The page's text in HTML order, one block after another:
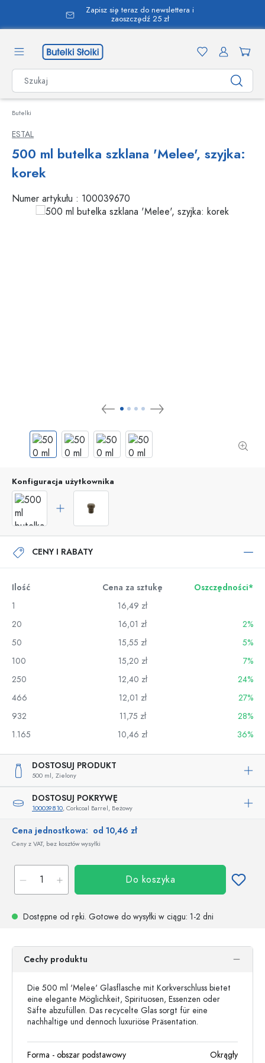
zawartości
Zapisz się teraz do newslettera i
zaoszczędź 25 zł
Butelki
ESTAL
500 ml butelka szklana 'Melee', szyjka:
korek
Numer artykułu : 100039670
Konfiguracja użytkownika
CENY I RABATY
Ilość Cena za sztukę
Oszczędności*
1
16,49 zł
20
16,01 zł
2%
50
15,55 zł
5%
100
15,20 zł
7%
250
12,40 zł
24%
466
12,01 zł
27%
932
11,75 zł
28%
1.165
10,46 zł 36%
DOSTOSUJ PRODUKT
500 ml, Zielony
DOSTOSUJ POKRYWĘ
100039810, Corkcoal Barrel, Beżowy
Cena jednostkowa: od 10,46 zł
Ceny z VAT, bez kosztów wysyłki
Do koszyka
Dostępne od ręki. Gotowe do wysyłki w ciągu: 1-2 dni
Cechy produktu
Die 500 ml 'Melee' Glasflasche mit Korkverschluss bietet
eine elegante Möglichkeit, Spirituosen, Essenzen oder
Säfte abzufüllen. Das recycelte Glas sorgt für eine
nachhaltige und dennoch luxuriöse Präsentation.
Forma - obszar podstawowy Okrągły